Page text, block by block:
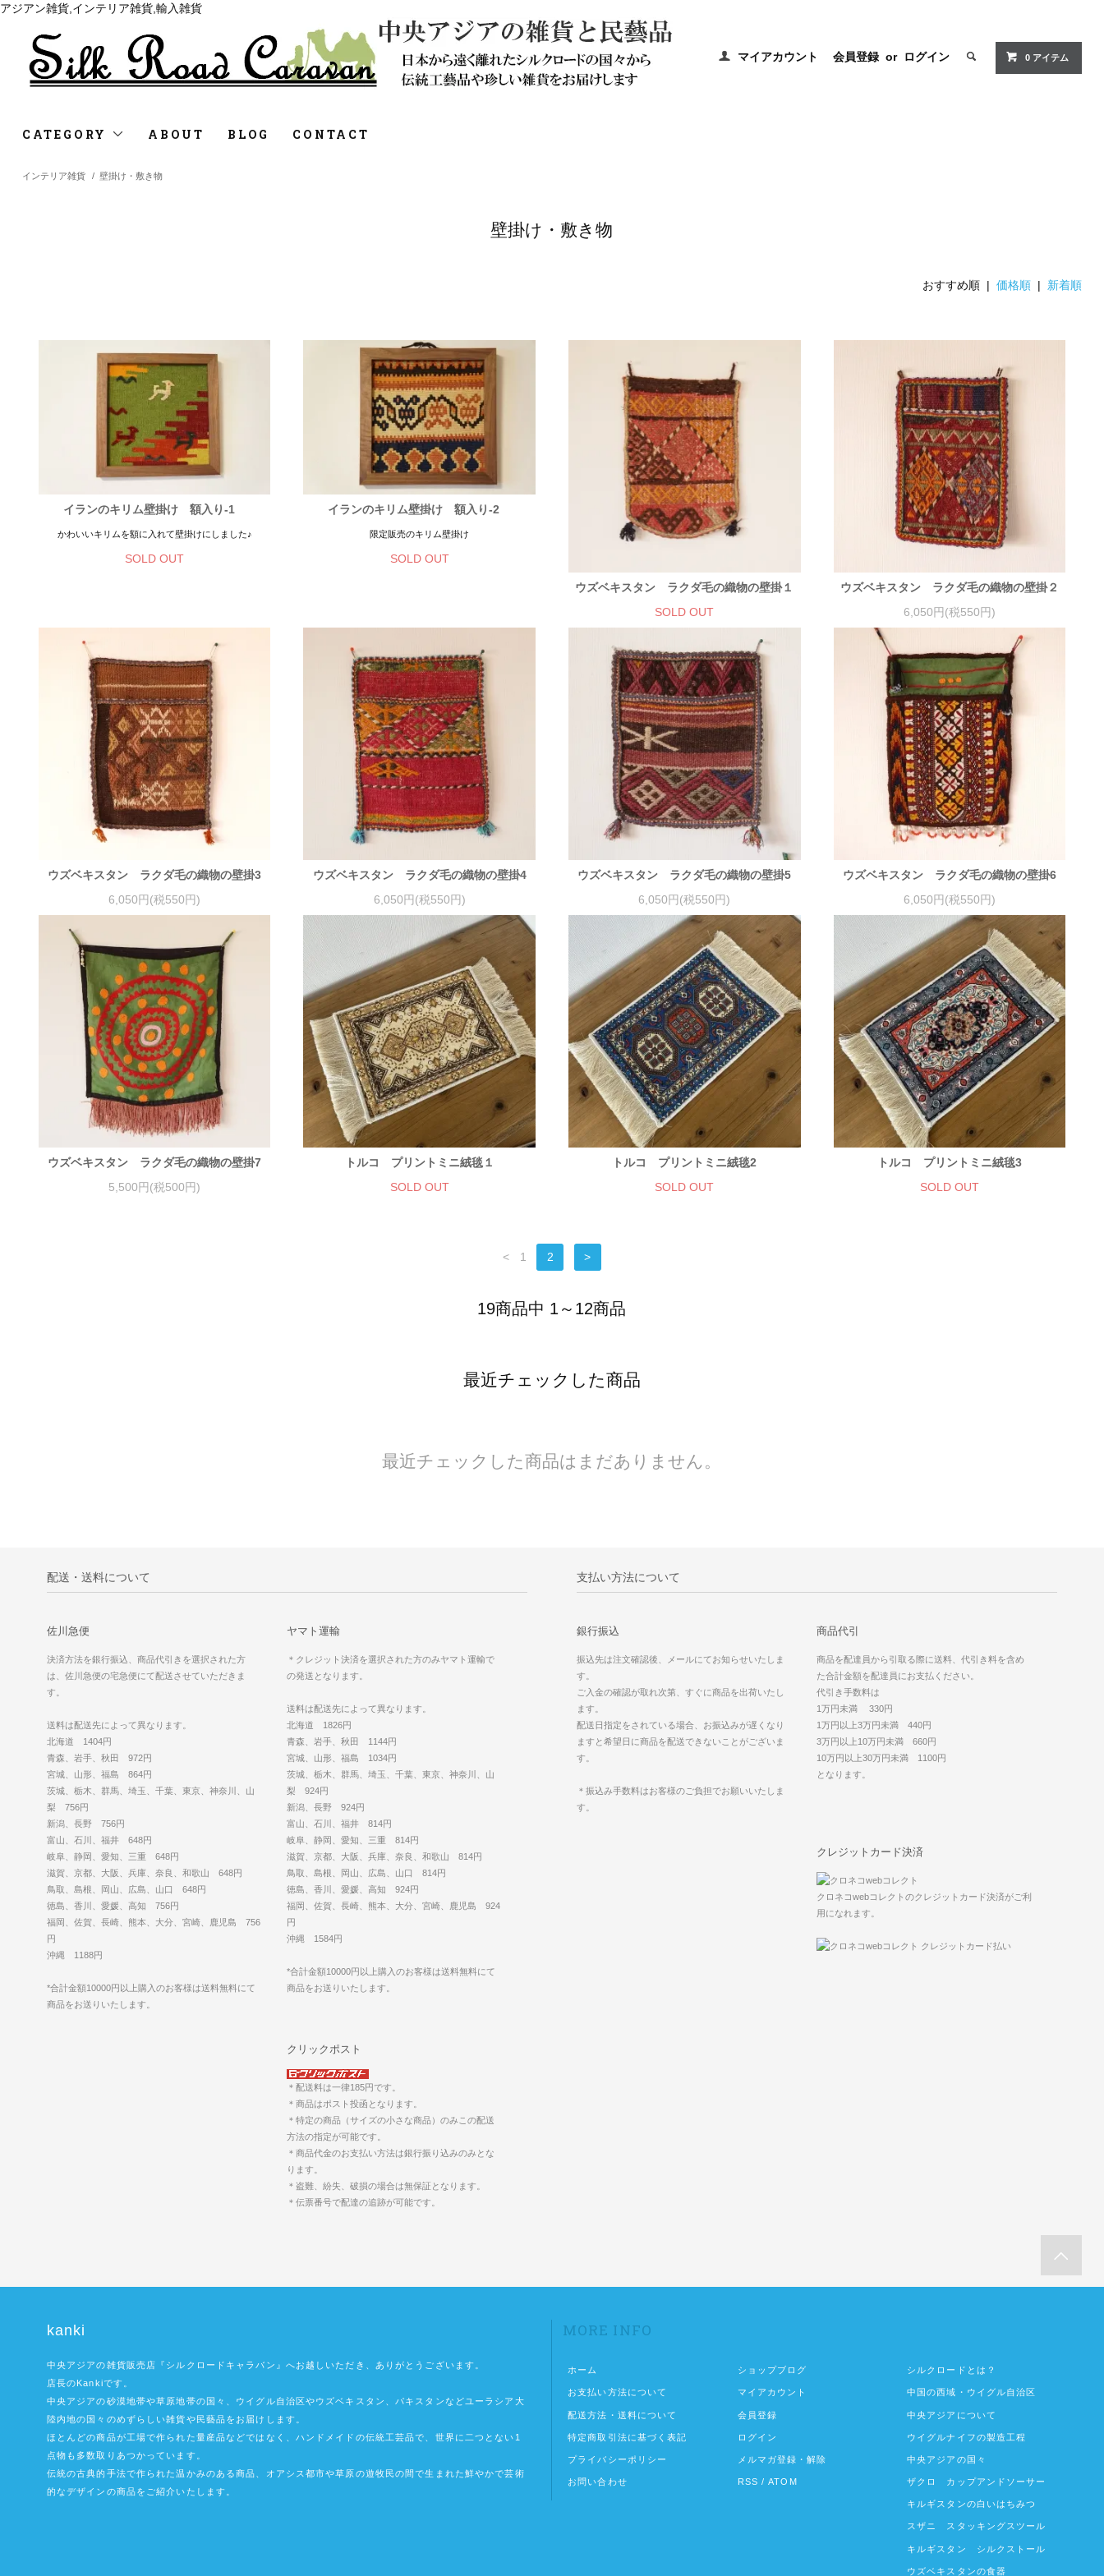
アジアン雑貨,インテリア雑貨,輸入雑貨
マイアカウント 会員登録 or ログイン 0 アイテム
CATEGORY ABOUT BLOG CONTACT
インテリア雑貨 / 壁掛け・敷き物
壁掛け・敷き物
おすすめ順 |価格順 | 新着順
イランのキリム壁掛け 額入り-1
かわいいキリムを額に入れて壁掛けにしました♪
SOLD OUT
イランのキリム壁掛け 額入り-2
限定販売のキリム壁掛け
SOLD OUT
ウズベキスタン ラクダ毛の織物の壁掛１
SOLD OUT
ウズベキスタン ラクダ毛の織物の壁掛２
6,050円(税550円)
ウズベキスタン ラクダ毛の織物の壁掛3
6,050円(税550円)
ウズベキスタン ラクダ毛の織物の壁掛4
6,050円(税550円)
ウズベキスタン ラクダ毛の織物の壁掛5
6,050円(税550円)
ウズベキスタン ラクダ毛の織物の壁掛6
6,050円(税550円)
ウズベキスタン ラクダ毛の織物の壁掛7
5,500円(税500円)
トルコ プリントミニ絨毯１
SOLD OUT
トルコ プリントミニ絨毯2
SOLD OUT
トルコ プリントミニ絨毯3
SOLD OUT
< 1 2 >
19商品中 1～12商品
最近チェックした商品
最近チェックした商品はまだありません。
配送・送料について
佐川急便
決済方法を銀行振込、商品代引きを選択された方
は、佐川急便の宅急便にて配送させていただきま
す。
送料は配送先によって異なります。
北海道 1404円
青森、岩手、秋田 972円
宮城、山形、福島 864円
茨城、栃木、群馬、埼玉、千葉、東京、神奈川、山
梨 756円
新潟、長野 756円
富山、石川、福井 648円
岐阜、静岡、愛知、三重 648円
滋賀、京都、大阪、兵庫、奈良、和歌山 648円
鳥取、島根、岡山、広島、山口 648円
徳島、香川、愛媛、高知 756円
福岡、佐賀、長崎、熊本、大分、宮崎、鹿児島 756
円
沖縄 1188円
*合計金額10000円以上購入のお客様は送料無料にて
商品をお送りいたします。
ヤマト運輸
＊クレジット決済を選択された方のみヤマト運輸で
の発送となります。
送料は配送先によって異なります。
北海道 1826円
青森、岩手、秋田 1144円
宮城、山形、福島 1034円
茨城、栃木、群馬、埼玉、千葉、東京、神奈川、山
梨 924円
新潟、長野 924円
富山、石川、福井 814円
岐阜、静岡、愛知、三重 814円
滋賀、京都、大阪、兵庫、奈良、和歌山 814円
鳥取、島根、岡山、広島、山口 814円
徳島、香川、愛媛、高知 924円
福岡、佐賀、長崎、熊本、大分、宮崎、鹿児島 924
円
沖縄 1584円
*合計金額10000円以上購入のお客様は送料無料にて
商品をお送りいたします。
クリックポスト
＊配送料は一律185円です。
＊商品はポスト投函となります。
＊特定の商品（サイズの小さな商品）のみこの配送
方法の指定が可能です。
＊商品代金のお支払い方法は銀行振り込みのみとな
ります。
＊盗難、紛失、破損の場合は無保証となります。
＊伝票番号で配達の追跡が可能です。
支払い方法について
銀行振込
振込先は注文確認後、メールにてお知らせいたしま
す。
ご入金の確認が取れ次第、すぐに商品を出荷いたし
ます。
配送日指定をされている場合、お振込みが遅くなり
ますと希望日に商品を配送できないことがございま
す。
＊振込み手数料はお客様のご負担でお願いいたしま
す。
商品代引
商品を配達員から引取る際に送料、代引き料を含め
た合計金額を配達員にお支払ください。
代引き手数料は
1万円未満 330円
1万円以上3万円未満 440円
3万円以上10万円未満 660円
10万円以上30万円未満 1100円
となります。
クレジットカード決済
クロネコwebコレクトのクレジットカード決済がご利
用になれます。
kanki
中央アジアの雑貨販売店『シルクロードキャラバン』へお越しいただき、ありがとうございます。
店長のKankiです。
中央アジアの砂漠地帯や草原地帯の国々、ウイグル自治区やウズベキスタン、パキスタンなどユーラシア大
陸内地の国々のめずらしい雑貨や民藝品をお届けします。
ほとんどの商品が工場で作られた量産品などではなく、ハンドメイドの伝統工芸品で、世界に二つとない1
点物も多数取りあつかっています。
伝統の古典的手法で作られた温かみのある商品、オアシス都市や草原の遊牧民の間で生まれた鮮やかで芸術
的なデザインの商品をご紹介いたします。
MORE INFO
ホーム
お支払い方法について
配送方法・送料について
特定商取引法に基づく表記
プライバシーポリシー
お問い合わせ
ショップブログ
マイアカウント
会員登録
ログイン
メルマガ登録・解除
RSS /ATOM
シルクロードとは？
中国の西域・ウイグル自治区
中央アジアについて
ウイグルナイフの製造工程
中央アジアの国々
ザクロ カップアンドソーサー
キルギスタンの白いはちみつ
スザニ スタッキングスツール
キルギスタン シルクストール
ウズベキスタンの食器